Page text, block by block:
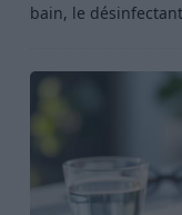
bain, le désinfectant